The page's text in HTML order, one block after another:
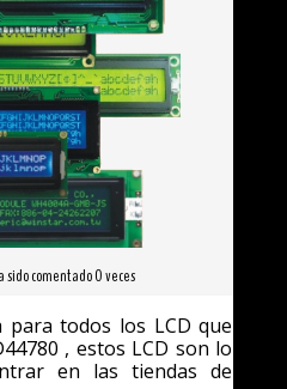
comentado 0 veces
para todos los LCD que
, estos LCD son lo
en las tiendas de